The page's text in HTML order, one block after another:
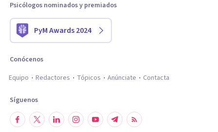
Psicólogos nominados y premiados
PyM Awards 2024
Conócenos
Equipo
Redactores Tópicos Anúnciate Contacta
Síguenos